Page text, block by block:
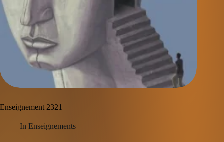
Enseignement 2321
In Enseignements